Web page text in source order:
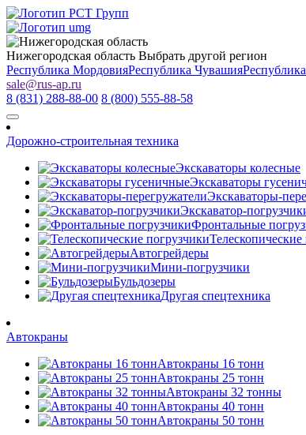
Нижегородская область Выбрать другой регион
Республика МордовияРеспублика Чувашия
sale@rus-ap.ru
8 (831) 288-88-00 8 (800) 555-88-58
Дорожно-строительная техника
Экскаваторы колесные
Экскаваторы
Экскаваторы-
Экскаватор-
Фронтальные
Автогрейдеры
Мини-погрузчики
Бульдозеры
Другая спецтехника
Автокраны
Автокраны 16 тонн
Автокраны 25 тонн
Автокраны 32 тонны
Автокраны 40 тонн
Автокраны 50 тонн